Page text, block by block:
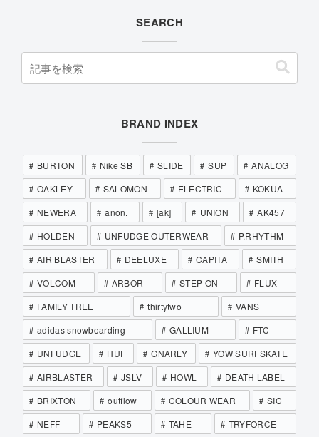
SEARCH
BRAND INDEX
BURTON Nike SB SLIDE SUP
ANALOG
OAKLEY
SALOMON ELECTRIC
KOKUA
NEWERA
anon. [ak] UNION
AK457
HOLDEN
UNFUDGE OUTERWEAR
P.RHYTHM
AIR BLASTER
DEELUXE CAPITA
SMITH
VOLCOM
ARBOR STEP ON
FLUX
FAMILY TREE
thirtytwo
VANS
adidas snowboarding
GALLIUM
FTC
UNFUDGE
HUF GNARLY
YOW SURFSKATE
AIRBLASTER
JSLV HOWL
DEATH LABEL
BRIXTON
outflow COLOUR WEAR
SIC
NEFF
PEAKS5 TAHE
TRYFORCE